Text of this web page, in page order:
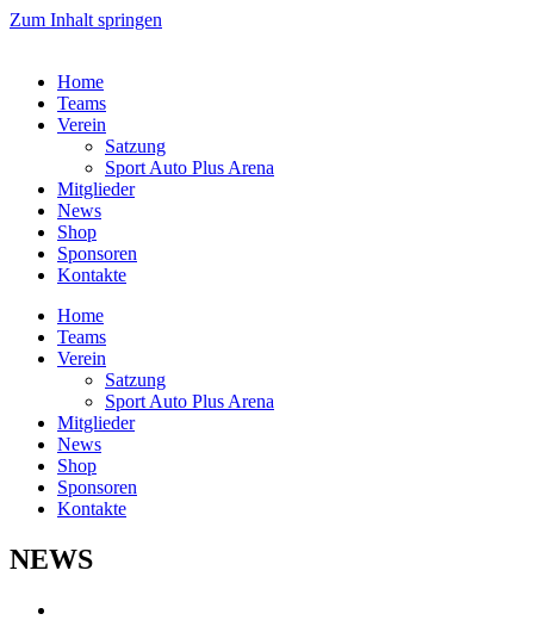
Zum Inhalt springen
Home
Teams
Verein
Satzung
Sport Auto Plus Arena
Mitglieder
News
Shop
Sponsoren
Kontakte
Home
Teams
Verein
Satzung
Sport Auto Plus Arena
Mitglieder
News
Shop
Sponsoren
Kontakte
NEWS